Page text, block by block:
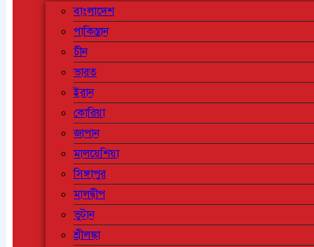
বাংলাদেশ
পাকিস্তান
চীন
ভারত
ইরান
কোরিয়া
জাপান
মালয়েশিয়া
সিঙ্গাপুর
মালদ্বীপ
ভুটান
শ্রীলঙ্কা